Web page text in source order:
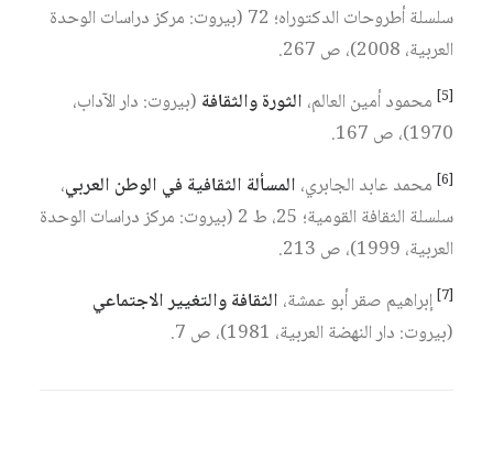
سلسلة أطروحات الدكتوراه؛ 72 (بيروت: مركز دراسات الوحدة
العربية، 2008)، ص 267.
[5] محمود أمين العالم، الثورة والثقافة (بيروت: دار الآداب،
1970)، ص 167.
[6] محمد عابد الجابري، المسألة الثقافية في الوطن العربي،
سلسلة الثقافة القومية؛ 25، ط 2 (بيروت: مركز دراسات الوحدة
العربية، 1999)، ص 213.
[7] إبراهيم صقر أبو عمشة، الثقافة والتغيير الاجتماعي
(بيروت: دار النهضة العربية، 1981)، ص 7.